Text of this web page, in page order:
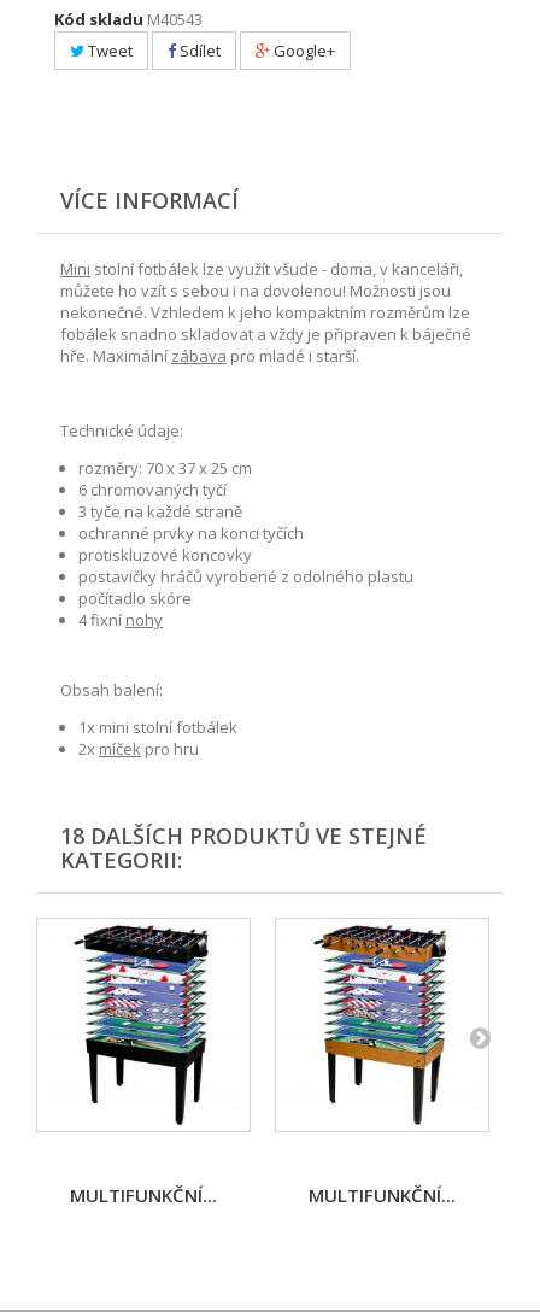
Kód skladu M40543
Tweet
Sdílet Google+
VÍCE INFORMACÍ
Mini stolní fotbálek lze využít všude - doma, v kanceláři,
můžete ho vzít s sebou i na dovolenou! Možnosti jsou
nekonečné. Vzhledem k jeho kompaktním rozměrům lze
fobálek snadno skladovat a vždy je připraven k báječné
hře. Maximální zábava pro mladé i starší.
Technické údaje:
rozměry: 70 x 37 x 25 cm
6 chromovaných tyčí
3 tyče na každé straně
ochranné prvky na konci tyčích
protiskluzové koncovky
postavičky hráčů vyrobené z odolného plastu
počítadlo skóre
4 fixní nohy
Obsah balení:
1x mini stolní fotbálek
2x míček pro hru
18 DALŠÍCH PRODUKTŮ VE STEJNÉ
KATEGORII:
MULTIFUNKČNÍ... MULTIFUNKČNÍ...